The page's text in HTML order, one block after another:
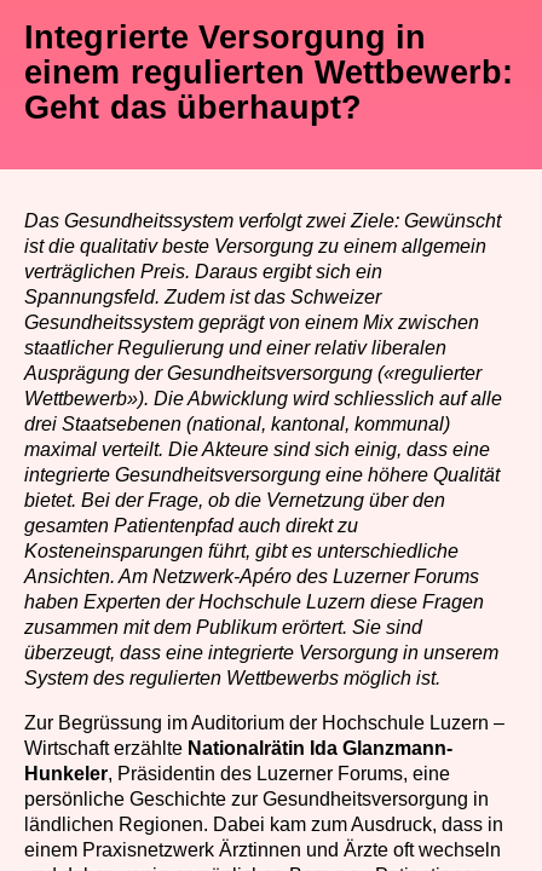
Integrierte Versorgung in
einem regulierten Wettbewerb:
Geht das überhaupt?
Das Gesundheitssystem verfolgt zwei Ziele: Gewünscht
ist die qualitativ beste Versorgung zu einem allgemein
verträglichen Preis. Daraus ergibt sich ein
Spannungsfeld. Zudem ist das Schweizer
Gesundheitssystem geprägt von einem Mix zwischen
staatlicher Regulierung und einer relativ liberalen
Ausprägung der Gesundheitsversorgung («regulierter
Wettbewerb»). Die Abwicklung wird schliesslich auf alle
drei Staatsebenen (national, kantonal, kommunal)
maximal verteilt. Die Akteure sind sich einig, dass eine
integrierte Gesundheitsversorgung eine höhere Qualität
bietet. Bei der Frage, ob die Vernetzung über den
gesamten Patientenpfad auch direkt zu
Kosteneinsparungen führt, gibt es unterschiedliche
Ansichten. Am Netzwerk-Apéro des Luzerner Forums
haben Experten der Hochschule Luzern diese Fragen
zusammen mit dem Publikum erörtert. Sie sind
überzeugt, dass eine integrierte Versorgung in unserem
System des regulierten Wettbewerbs möglich ist.
Zur Begrüssung im Auditorium der Hochschule Luzern –
Wirtschaft erzählte Nationalrätin Ida Glanzmann-
Hunkeler, Präsidentin des Luzerner Forums, eine
persönliche Geschichte zur Gesundheitsversorgung in
ländlichen Regionen. Dabei kam zum Ausdruck, dass in
einem Praxisnetzwerk Ärztinnen und Ärzte oft wechseln